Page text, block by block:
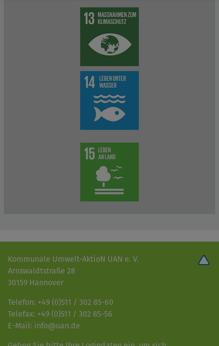
Kommunale Umwelt-AktioN UAN e. V.
Arnswaldtstraße 28
30159 Hannover
Telefon: +49 (0)511 / 302 85-60
Telefax: +49 (0)511 / 302 85-56
E-Mail: info@uan.de